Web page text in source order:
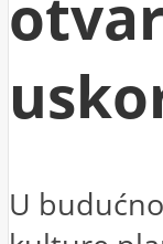
U